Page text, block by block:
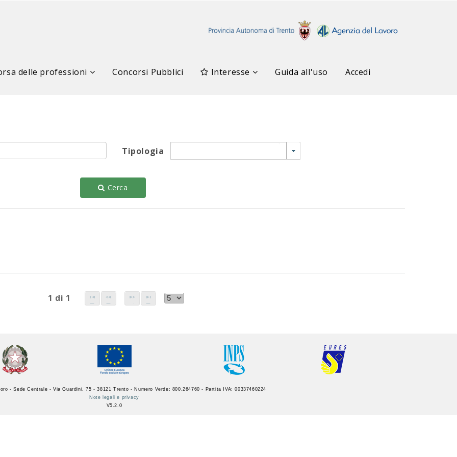
delle professioni Concorsi Pubblici Interesse Guida all'uso Accedi
Tipologia
Cerca
1 di 1
- Sede Centrale - Via Guardini, 75 - 38121 Trento - Numero Verde: 800.264760 - Partita IVA: 00337460224
Note legali e privacy
V5.2.0